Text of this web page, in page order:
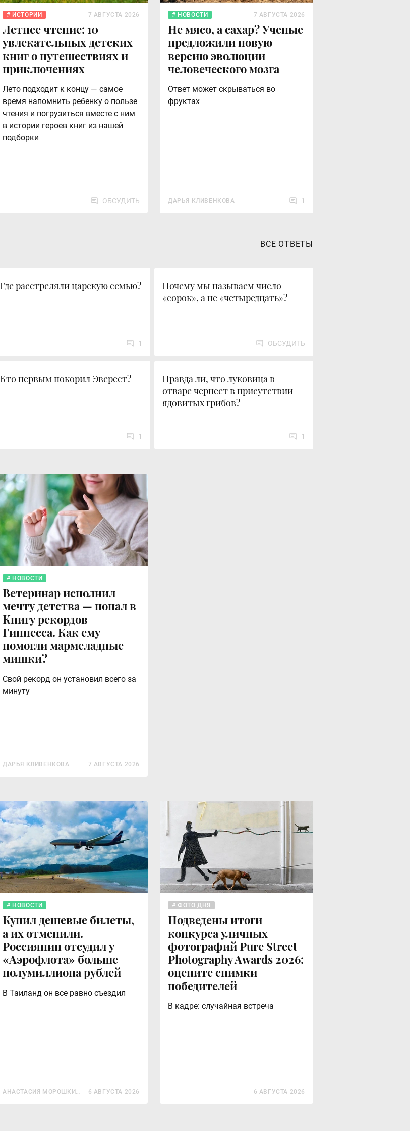
ИСТОРИИ
Летнее чтение: 10
увлекательных детских
книг о путешествиях и
приключениях
Лето подходит к концу — самое
время напомнить ребенку о пользе
чтения и погрузиться вместе с ним
в истории героев книг из нашей
подборки
7 АВГУСТА 2026
ОБСУДИТЬ
НОВОСТИ
Не мясо, а сахар? Ученые
предложили новую
версию эволюции
человеческого мозга
Ответ может скрываться во
фруктах
ДАРЬЯ КЛИВЕНКОВА
7 АВГУСТА 2026
1
ВСЕ ОТВЕТЫ
Где расстреляли царскую семью?
1
Почему мы называем число
«сорок», а не «четыредцать»?
ОБСУДИТЬ
Кто первым покорил Эверест?
1
Правда ли, что луковица в
отваре чернеет в присутствии
ядовитых грибов?
1
НОВОСТИ
Ветеринар исполнил
мечту детства — попал в
Книгу рекордов
Гиннесса. Как ему
помогли мармеладные
мишки?
Свой рекорд он установил всего за
минуту
ДАРЬЯ КЛИВЕНКОВА 7 АВГУСТА 2026
НОВОСТИ
Купил дешевые билеты,
а их отменили.
Россиянин отсудил у
«Аэрофлота» больше
полумиллиона рублей
В Таиланд он все равно съездил
АНАСТАСИЯ МОРОШКИН
6 АВГУСТА 2026
ФОТО ДНЯ
Подведены итоги
конкурса уличных
фотографий Pure Street
Photography Awards 2026:
оцените снимки
победителей
В кадре: случайная встреча
6 АВГУСТА 2026